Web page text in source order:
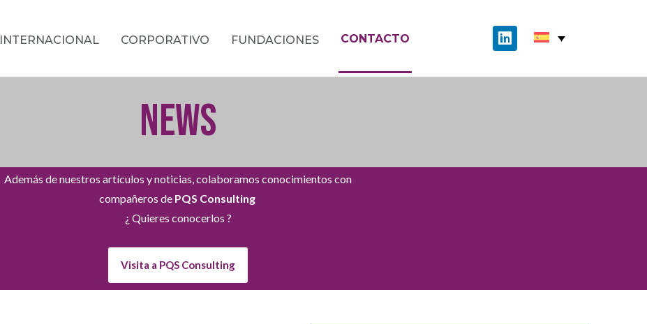
INTERNACIONAL CORPORATIVO FUNDACIONES CONTACTO
NEWS
Además de nuestros artículos y noticias, colaboramos conocimientos con
compañeros de PQS Consulting
¿ Quieres conocerlos ?
Visita a PQS Consulting